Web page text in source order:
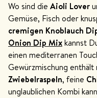
Wo sind die Aioli Lover
Gemüse, Fisch oder
cremigen Knoblauch
Onion Dip Mixkannst
einen mediterranen
Gewürzmischung
Zwiebelraspeln, feine
unglaublichen Kombi